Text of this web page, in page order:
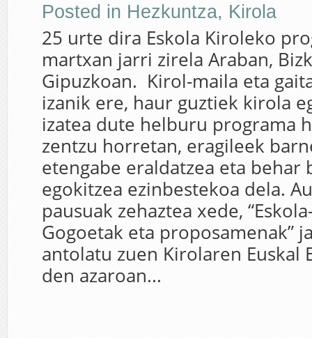
Posted in Hezkuntza, Kirola
25 urte dira Eskola Kiroleko
martxan jarri zirela Araban,
Gipuzkoan. Kirol-maila eta
izanik ere, haur guztiek kirola
izatea dute helburu programa
zentzu horretan, eragileek
etengabe eraldatzea eta behar
egokitzea ezinbestekoa dela.
pausuak zehaztea xede,
Gogoetak eta proposamenak”
antolatu zuen Kirolaren Euskal
den azaroan...